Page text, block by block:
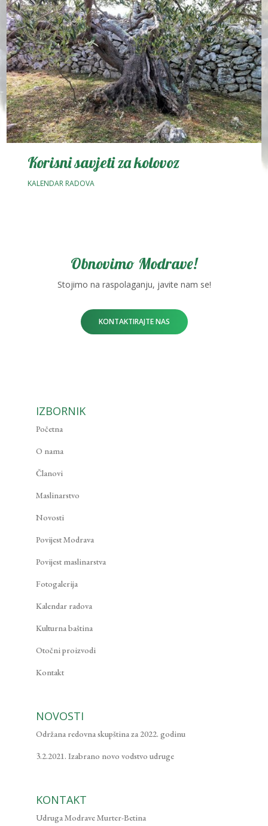
Korisni savjeti za kolovoz
KALENDAR RADOVA
Obnovimo Modrave!
Stojimo na raspolaganju, javite nam se!
KONTAKTIRAJTE NAS
IZBORNIK
Početna
O nama
Članovi
Maslinarstvo
Novosti
Povijest Modrava
Povijest maslinarstva
Fotogalerija
Kalendar radova
Kulturna baština
Otočni proizvodi
Kontakt
NOVOSTI
Održana redovna skupština za 2022. godinu
3.2.2021. Izabrano novo vodstvo udruge
KONTAKT
Udruga Modrave Murter-Betina